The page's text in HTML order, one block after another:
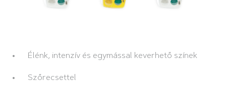
Élénk, intenzív és egymással keverhető színek
Szőrecsettel